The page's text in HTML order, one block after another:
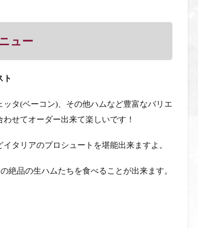
ュー
ト
ッタ(ベーコン) 、その他ハムなど豊富なバリエ
せてオーダー出来て楽しいです！
タリアのプロシュートを堪能出来ますよ。
絶品の生ハムたちを食べることが出来ます。